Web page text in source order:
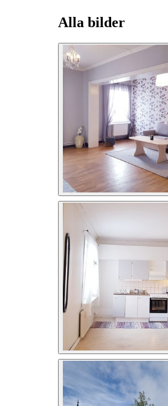
Alla bilder